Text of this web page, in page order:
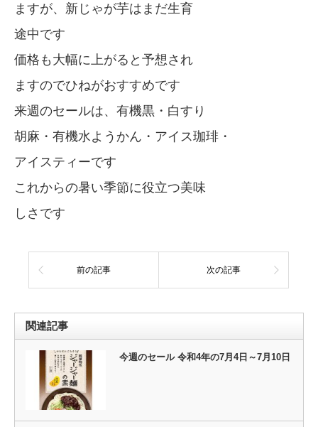
ますが、新じゃが芋はまだ生育
途中です
価格も大幅に上がると予想され
ますのでひねがおすすめです
来週のセールは、有機黒・白すり
胡麻・有機水ようかん・アイス珈琲・
アイスティーです
これからの暑い季節に役立つ美味
しさです
前の記事 次の記事
関連記事
今週のセール 令和4年の7月4日～7月10日